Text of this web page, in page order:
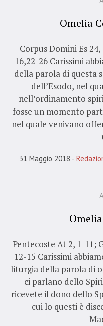
Omelia
Corpus Domini Es
16,22-26 Carissimi
della parola di questa
dell’Esodo, nel
nell’ordinamento
fosse un momento
nel quale venivano
31 Maggio 2018
Pentecoste At 2, 1-11;
12-15 Carissimi
liturgia della parola di
ci parlano dello
ricevete il dono dello
cui lo questi è